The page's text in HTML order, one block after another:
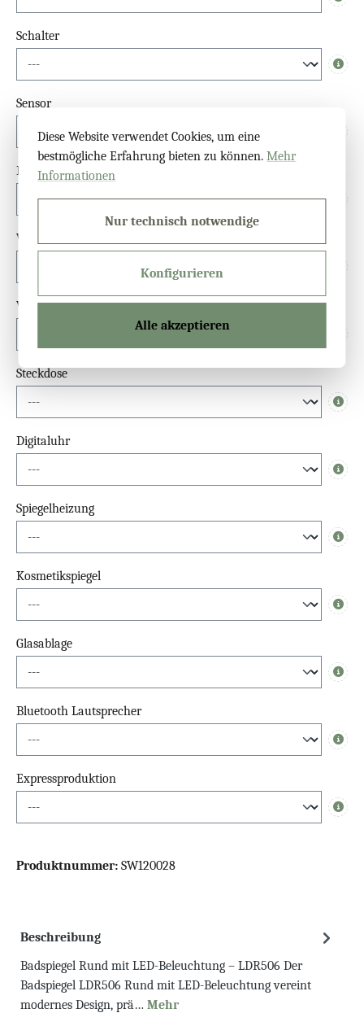
Info
Schalter
Info
Sensor
Dimmfunktion
Waschbeckenlicht-Spiegel
Verblendungen
Steckdose
Info
Digitaluhr
Info
Spiegelheizung
Info
Kosmetikspiegel
Info
Glasablage
Info
Bluetooth Lautsprecher
Info
Expressproduktion
Info
Produktnummer: SW120028
Beschreibung
Badspiegel Rund mit LED-Beleuchtung – LDR506 Der
Badspiegel LDR506 Rund mit LED-Beleuchtung vereint
modernes Design, prä… Mehr
Diese Website verwendet Cookies, um eine
bestmögliche Erfahrung bieten zu können.Mehr
Informationen
Nur technisch notwendige
Konfigurieren
Alle akzeptieren